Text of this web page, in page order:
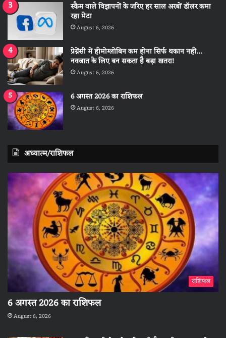
स्कैम वाले विज्ञापनों के जरिए हर साल अरबों डॉलर कमा
रहा मेटा
August 6, 2026
प्रेग्नेंसी में हीमोग्लोबिन कम होना सिर्फ थकान नहीं…
नवजात के लिए बन सकता है बड़ा खतरा!
August 6, 2026
6 अगस्त 2026 का राशिफल
August 6, 2026
अध्यात्म/राशिफल
राशिफल
6 अगस्त 2026 का राशिफल
August 6, 2026